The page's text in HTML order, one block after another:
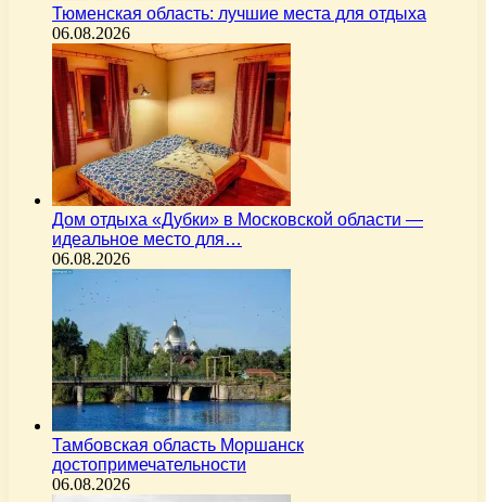
Тюменская область: лучшие места для отдыха
06.08.2026
Дом отдыха «Дубки» в Московской области —
идеальное место для…
06.08.2026
Тамбовская область Моршанск
достопримечательности
06.08.2026